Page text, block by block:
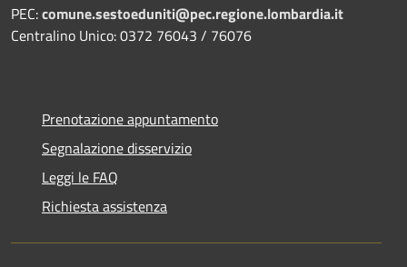
PEC:comune.sestoeduniti@pec.regione.lombardia.it
Centralino Unico: 0372 76043 / 76076
Prenotazione appuntamento
Segnalazione disservizio
Leggi le FAQ
Richiesta assistenza